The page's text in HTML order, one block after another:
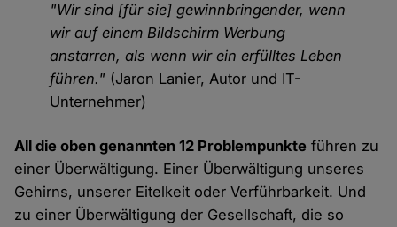
"Wir sind [für sie] gewinnbringender, wenn
wir auf einem Bildschirm Werbung
anstarren, als wenn wir ein erfülltes Leben
führen." (Jaron Lanier, Autor und IT-
Unternehmer)
All die oben genannten 12 Problempunkte führen zu
einer Überwältigung. Einer Überwältigung unseres
Gehirns, unserer Eitelkeit oder Verführbarkeit. Und
zu einer Überwältigung der Gesellschaft, die so